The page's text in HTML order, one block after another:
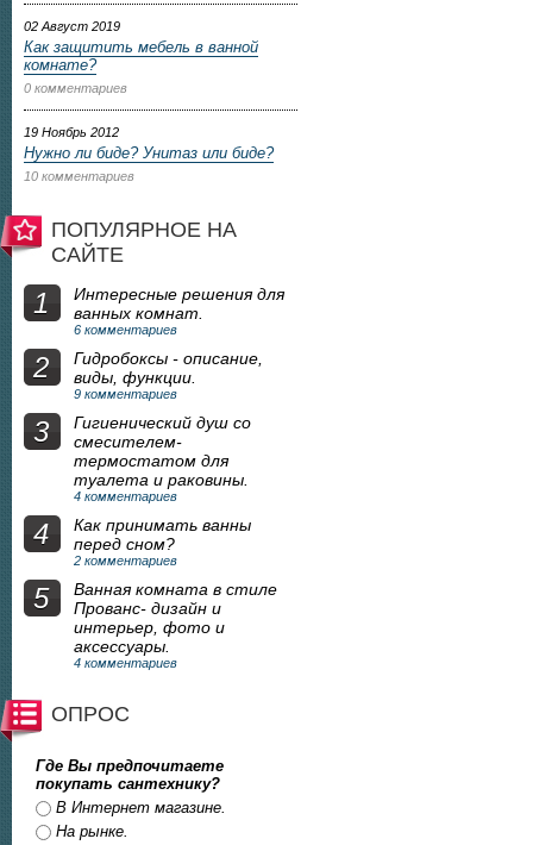
02 Август 2019
Как защитить мебель в ванной
комнате?
0 комментариев
19 Ноябрь 2012
Нужно ли биде? Унитаз или биде?
10 комментариев
ПОПУЛЯРНОЕ НА
САЙТЕ
1
Интересные решения для
ванных комнат.
6 комментариев
2
Гидробоксы - описание,
виды, функции.
9 комментариев
3
Гигиенический душ со
смесителем-
термостатом для
туалета и раковины.
4 комментариев
4
Как принимать ванны
перед сном?
2 комментариев
5
Ванная комната в стиле
Прованс- дизайн и
интерьер, фото и
аксессуары.
4 комментариев
ОПРОС
Где Вы предпочитаете
покупать сантехнику?
Ответы
В Интернет магазине.
На рынке.